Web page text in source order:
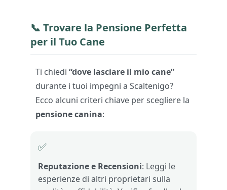
📞 Trovare la Pensione Perfetta
per il Tuo Cane
Ti chiedi “dove lasciare il mio cane”
durante i tuoi impegni a Scaltenigo?
Ecco alcuni criteri chiave per scegliere la
pensione canina:
✅
Reputazione e Recensioni: Leggi le
esperienze di altri proprietari sulla